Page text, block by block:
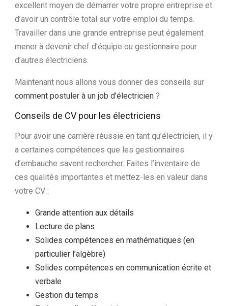
excellent moyen de démarrer votre propre entreprise et
d’avoir un contrôle total sur votre emploi du temps.
Travailler dans une grande entreprise peut également
mener à devenir chef d’équipe ou gestionnaire pour
d’autres électriciens.
Maintenant nous allons vous donner des conseils sur
comment postuler à un job d’électricien ?
Conseils de CV pour les électriciens
Pour avoir une carrière réussie en tant qu’électricien, il y
a certaines compétences que les gestionnaires
d’embauche savent rechercher. Faites l’inventaire de
ces qualités importantes et mettez-les en valeur dans
votre CV :
Grande attention aux détails
Lecture de plans
Solides compétences en mathématiques (en
particulier l’algèbre)
Solides compétences en communication écrite et
verbale
Gestion du temps